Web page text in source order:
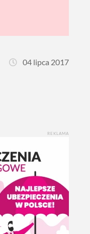
04 lipca 2017
REKLAMA